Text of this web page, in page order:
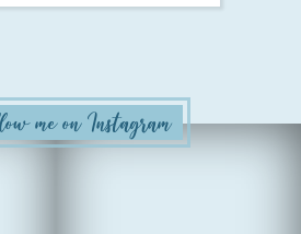
me on Instagram